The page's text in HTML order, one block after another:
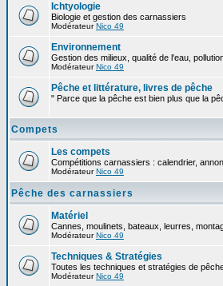
Ichtyologie
Biologie et gestion des carnassiers
ModérateurNico 49
Environnement
Gestion des milieux, qualité de l'eau,
ModérateurNico 49
Pêche et littérature, livres de pêche
" Parce que la pêche est bien plus que la
Compets
Les compets
Compétitions carnassiers : calendrier,
ModérateurNico 49
Pêche des carnassiers
Matériel
Cannes, moulinets, bateaux, leurres,
ModérateurNico 49
Techniques & Stratégies
Toutes les techniques et stratégies de
ModérateurNico 49